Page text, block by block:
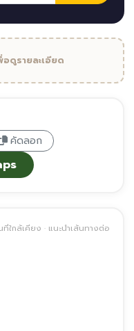
ดูรายละเอียด
คัดลอก
ที่ใกล้เคียง · แนะนำเส้นทางต่อ